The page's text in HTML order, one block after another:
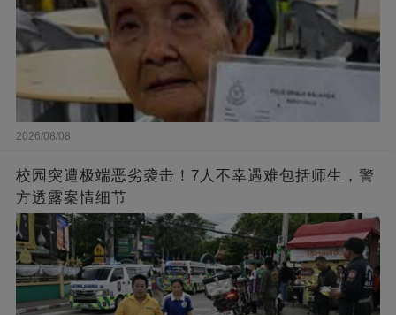
2026/08/08
校园突遭极端恶劣袭击！7人不幸遇难包括师生，警
方透露案情细节